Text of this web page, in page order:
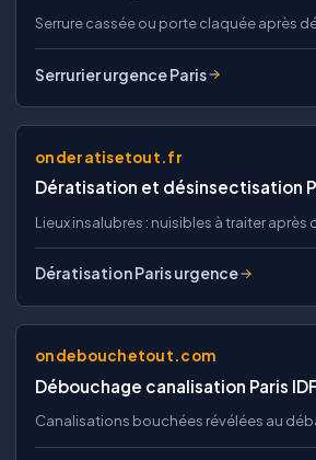
Serrure cassée ou porte claquée après
Serrurier urgence Paris
onderatisetout.fr
Dératisation et désinsectisation
Lieux insalubres : nuisibles à traiter après
Dératisation Paris urgence
ondebouchetout.com
Débouchage canalisation Paris
Canalisations bouchées révélées au